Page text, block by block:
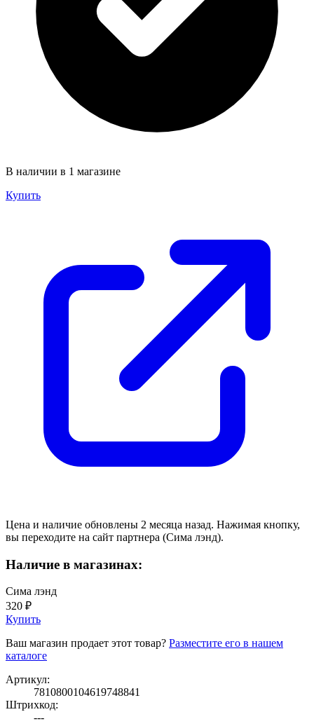
В наличии в 1 магазине
Купить
Цена и наличие обновлены 2 месяца назад. Нажимая кнопку,
вы переходите на сайт партнера (Сима лэнд).
Наличие в магазинах:
Сима лэнд
320 ₽
Купить
Ваш магазин продает этот товар? Разместите его в нашем
каталоге
Артикул:
7810800104619748841
Штрихкод:
---